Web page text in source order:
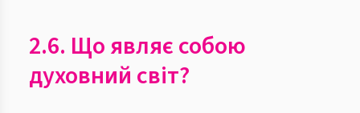
2.6. Що являє собою
духовний світ?